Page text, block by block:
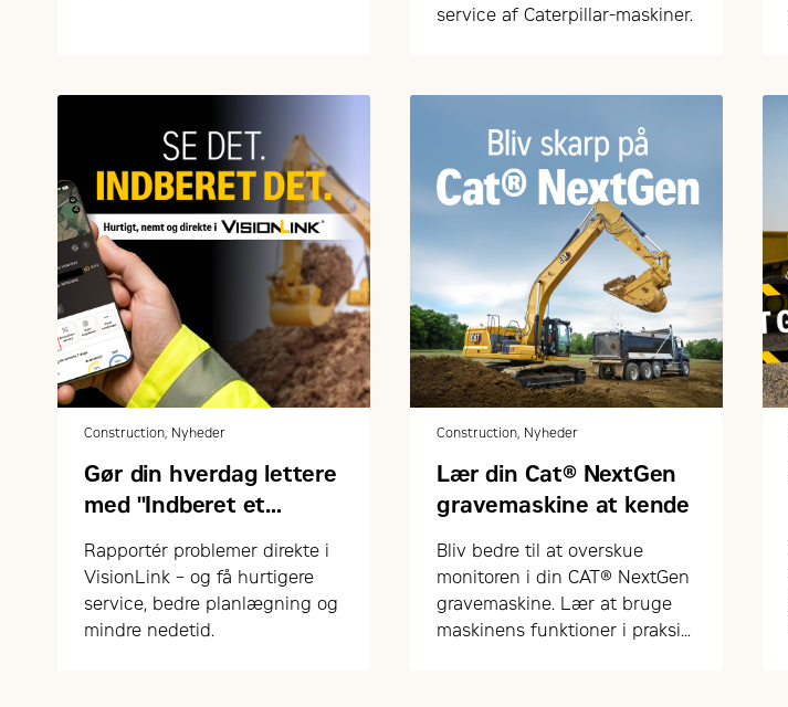
service af Caterpillar-maskiner.
Construction, Nyheder
Gør din hverdag lettere
med "Indberet et
Rapportér problemer direkte i
VisionLink – og få hurtigere
service, bedre planlægning og
mindre nedetid.
Construction, Nyheder
Lær din Cat® NextGen
gravemaskine at kende
Bliv bedre til at overskue
monitoren i din CAT® NextGen
gravemaskine. Lær at bruge
maskinens funktioner i praksis